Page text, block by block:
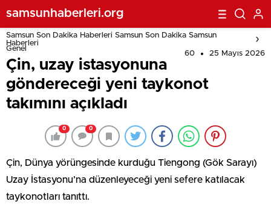
samsunhaberleri.org
Samsun Son Dakika Haberleri Samsun Son Dakika Samsun
Haberleri
Genel
60 25 Mayıs 2026
Çin, uzay istasyonuna
göndereceği yeni taykonot
takımını açıkladı
0 0
Çin, Dünya yörüngesinde kurduğu Tiengong (Gök Sarayı)
Uzay İstasyonu’na düzenleyeceği yeni sefere katılacak
taykonotları tanıttı.